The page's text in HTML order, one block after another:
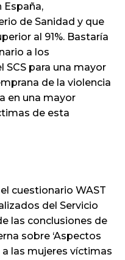
España,
de Sanidad y que
al 91%. Bastaría
a los
para una mayor
de la violencia
en una mayor
de esta
cuestionario WAST
del Servicio
las conclusiones de
sobre ‘Aspectos
las mujeres víctimas